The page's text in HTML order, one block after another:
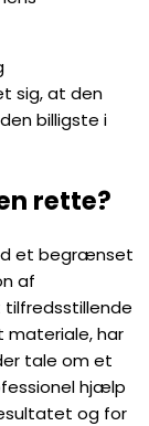
sig, at den
billigste i
rette?
et begrænset
af
materiale, har
tale om et
hjælp
og for